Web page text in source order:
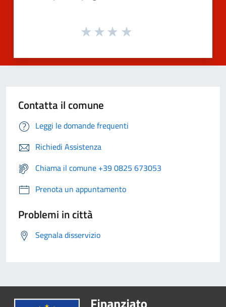
Contatta il comune
Leggi le domande frequenti
Richiedi Assistenza
Chiama il comune +39 0825 673053
Prenota un appuntamento
Problemi in città
Segnala disservizio